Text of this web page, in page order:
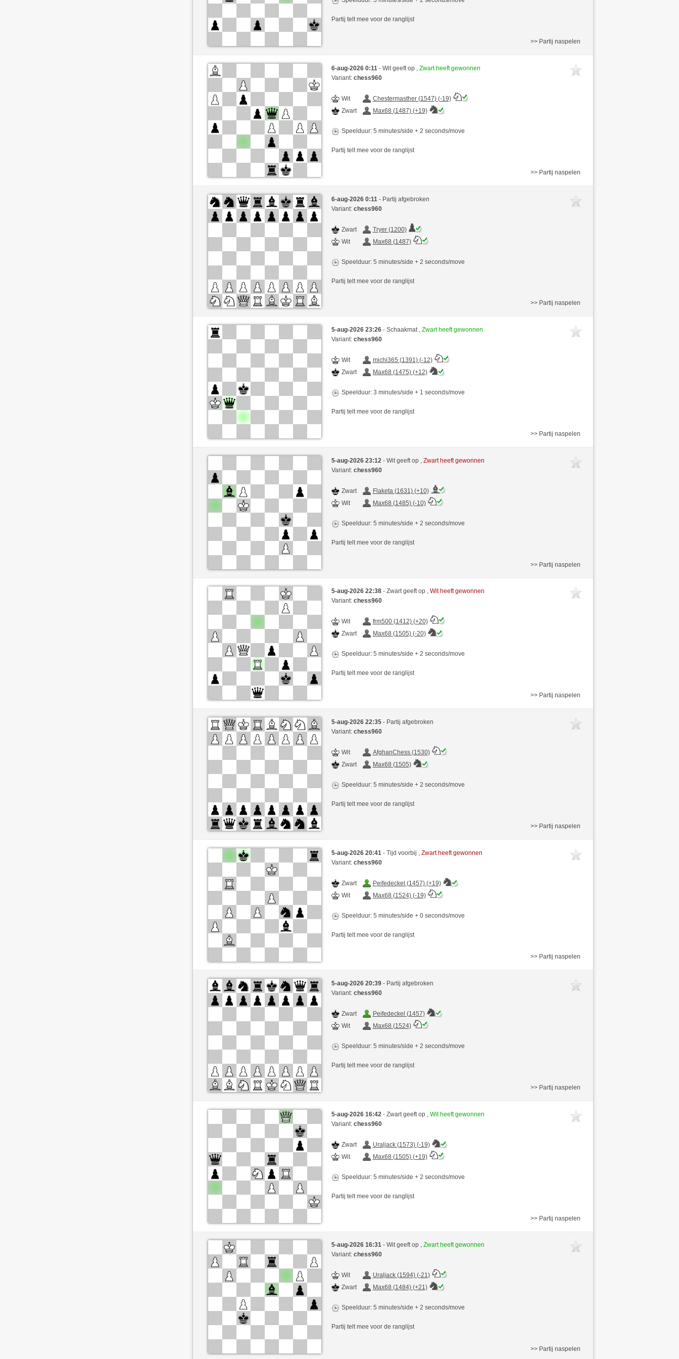
Partij telt mee voor de ranglijst
>> Partij naspelen
6-aug-2026 0:11 - Wit geeft op , Zwart heeft gewonnen
Variant: chess960
Wit
Chestermasther (1547) (-19)
Zwart
Max68 (1487) (+19)
Speelduur: 5 minutes/side + 2 seconds/move
Partij telt mee voor de ranglijst
>> Partij naspelen
6-aug-2026 0:11 - Partij afgebroken
Variant: chess960
Zwart
Tryer (1200)
Wit
Max68 (1487)
Speelduur: 5 minutes/side + 2 seconds/move
Partij telt mee voor de ranglijst
>> Partij naspelen
5-aug-2026 23:26 - Schaakmat , Zwart heeft gewonnen
Variant: chess960
Wit
michi365 (1391) (-12)
Zwart
Max68 (1475) (+12)
Speelduur: 3 minutes/side + 1 seconds/move
Partij telt mee voor de ranglijst
>> Partij naspelen
5-aug-2026 23:12 - Wit geeft op , Zwart heeft gewonnen
Variant: chess960
Zwart
Flaketa (1631) (+10)
Wit
Max68 (1485) (-10)
Speelduur: 5 minutes/side + 2 seconds/move
Partij telt mee voor de ranglijst
>> Partij naspelen
5-aug-2026 22:38 - Zwart geeft op , Wit heeft gewonnen
Variant: chess960
Wit
frm500 (1412) (+20)
Zwart
Max68 (1505) (-20)
Speelduur: 5 minutes/side + 2 seconds/move
Partij telt mee voor de ranglijst
>> Partij naspelen
5-aug-2026 22:35 - Partij afgebroken
Variant: chess960
Wit
AfghanChess (1530)
Zwart
Max68 (1505)
Speelduur: 5 minutes/side + 2 seconds/move
Partij telt mee voor de ranglijst
>> Partij naspelen
5-aug-2026 20:41 - Tijd voorbij , Zwart heeft gewonnen
Variant: chess960
Zwart
Peifedeckel (1457) (+19)
Wit
Max68 (1524) (-19)
Speelduur: 5 minutes/side + 0 seconds/move
Partij telt mee voor de ranglijst
>> Partij naspelen
5-aug-2026 20:39 - Partij afgebroken
Variant: chess960
Zwart
Peifedeckel (1457)
Wit
Max68 (1524)
Speelduur: 5 minutes/side + 2 seconds/move
Partij telt mee voor de ranglijst
>> Partij naspelen
5-aug-2026 16:42 - Zwart geeft op , Wit heeft gewonnen
Variant: chess960
Zwart
Uraljack (1573) (-19)
Wit
Max68 (1505) (+19)
Speelduur: 5 minutes/side + 2 seconds/move
Partij telt mee voor de ranglijst
>> Partij naspelen
5-aug-2026 16:31 - Wit geeft op , Zwart heeft gewonnen
Variant: chess960
Wit
Uraljack (1594) (-21)
Zwart
Max68 (1484) (+21)
Speelduur: 5 minutes/side + 2 seconds/move
Partij telt mee voor de ranglijst
>> Partij naspelen